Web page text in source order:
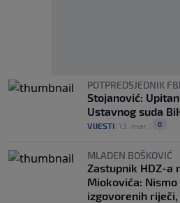
POTPREDSJEDNIK
Stojanović:
Ustavnog suda
VIJESTI 13. mar. 0
MLADEN BOŠKOVIĆ
Zastupnik HDZ-a
Miokovića:
izgovorenih